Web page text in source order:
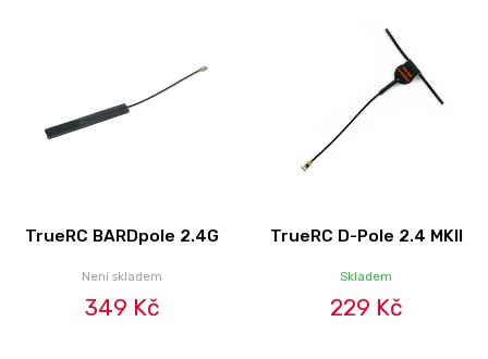
TrueRC BARDpole 2.4G
Není skladem
349 Kč
TrueRC D-Pole 2.4 MKII
Skladem
229 Kč